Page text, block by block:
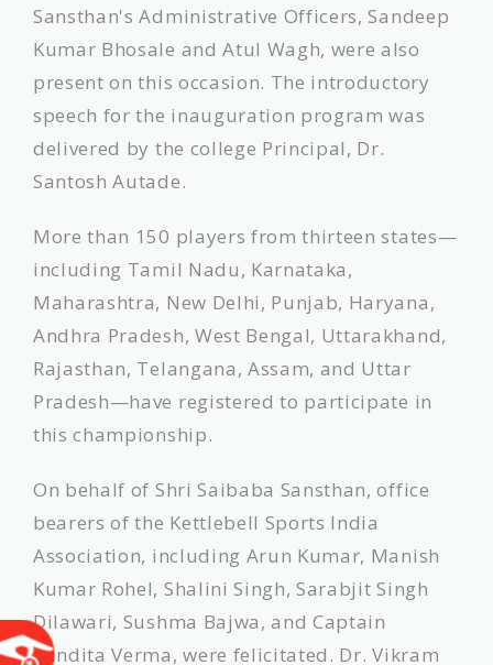
Sansthan's Administrative Officers, Sandeep
Kumar Bhosale and Atul Wagh, were also
present on this occasion. The introductory
speech for the inauguration program was
delivered by the college Principal, Dr.
Santosh Autade.
​More than 150 players from thirteen states—
including Tamil Nadu, Karnataka,
Maharashtra, New Delhi, Punjab, Haryana,
Andhra Pradesh, West Bengal, Uttarakhand,
Rajasthan, Telangana, Assam, and Uttar
Pradesh—have registered to participate in
this championship.
​On behalf of Shri Saibaba Sansthan, office
bearers of the Kettlebell Sports India
Association, including Arun Kumar, Manish
Kumar Rohel, Shalini Singh, Sarabjit Singh
Dilawari, Sushma Bajwa, and Captain
Vandita Verma, were felicitated. Dr. Vikram